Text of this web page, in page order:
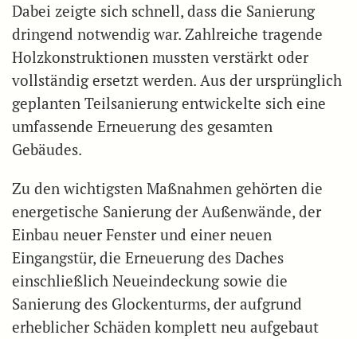
Dabei zeigte sich schnell, dass die Sanierung
dringend notwendig war. Zahlreiche tragende
Holzkonstruktionen mussten verstärkt oder
vollständig ersetzt werden. Aus der ursprünglich
geplanten Teilsanierung entwickelte sich eine
umfassende Erneuerung des gesamten
Gebäudes.
Zu den wichtigsten Maßnahmen gehörten die
energetische Sanierung der Außenwände, der
Einbau neuer Fenster und einer neuen
Eingangstür, die Erneuerung des Daches
einschließlich Neueindeckung sowie die
Sanierung des Glockenturms, der aufgrund
erheblicher Schäden komplett neu aufgebaut